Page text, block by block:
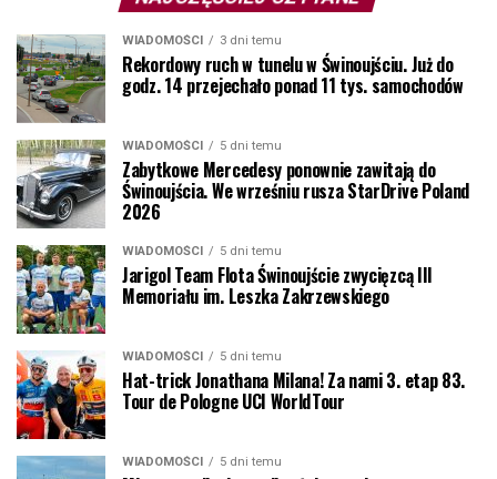
WIADOMOŚCI 3 dni temu
Rekordowy ruch w tunelu w Świnoujściu. Już do
godz. 14 przejechało ponad 11 tys. samochodów
WIADOMOŚCI 5 dni temu
Zabytkowe Mercedesy ponownie zawitają do
Świnoujścia. We wrześniu rusza StarDrive Poland
2026
WIADOMOŚCI 5 dni temu
Jarigol Team Flota Świnoujście zwycięzcą III
Memoriału im. Leszka Zakrzewskiego
WIADOMOŚCI 5 dni temu
Hat-trick Jonathana Milana! Za nami 3. etap 83.
Tour de Pologne UCI WorldTour
WIADOMOŚCI 5 dni temu